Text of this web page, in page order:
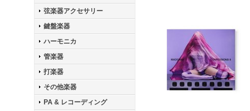
弦楽器アクセサリー
鍵盤楽器
ハーモニカ
管楽器
打楽器
その他楽器
PA & レコーディング